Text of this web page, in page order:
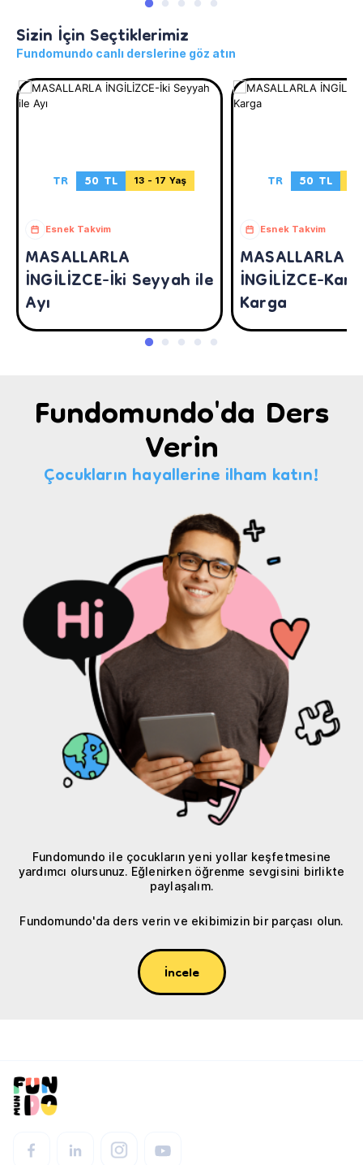
Sizin İçin Seçtiklerimiz
Fundomundo canlı derslerine göz atın
TR 50 TL 13 - 17 Yaş
Esnek Takvim
MASALLARLA
İNGİLİZCE-İki Seyyah ile
Ayı
TR 50 TL
Esnek Takvim
MASALLARLA
İNGİLİZCE-
Karga
Fundomundo'da Ders
Verin
Çocukların hayallerine ilham katın!
Fundomundo ile çocukların yeni yollar keşfetmesine
yardımcı olursunuz. Eğlenirken öğrenme sevgisini birlikte
paylaşalım.
Fundomundo'da ders verin ve ekibimizin bir parçası olun.
İncele